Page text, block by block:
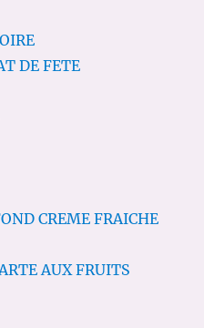
DE FETE
CREME FRAICHE
AUX FRUITS